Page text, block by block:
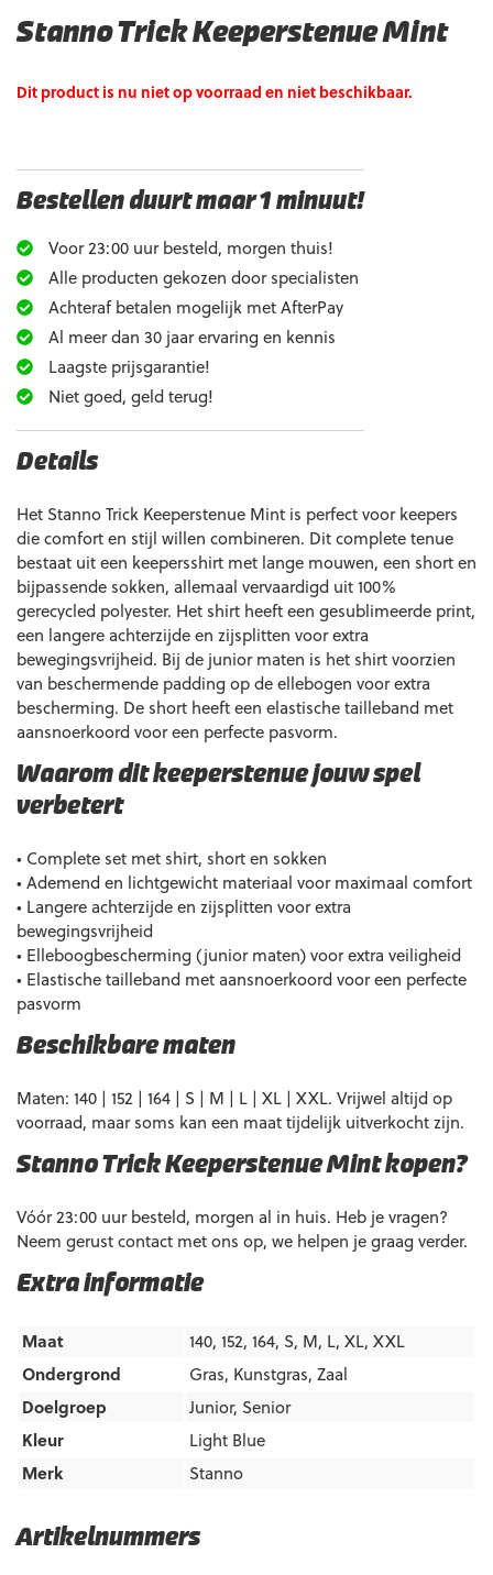
Stanno Trick Keeperstenue Mint
Dit product is nu niet op voorraad en niet beschikbaar.
Artikelnummers
Bestellen duurt maar 1 minuut!
Voor 23:00 uur besteld, morgen thuis!
Alle producten gekozen door specialisten
Achteraf betalen mogelijk met AfterPay
Al meer dan 30 jaar ervaring en kennis
Laagste prijsgarantie!
Niet goed, geld terug!
Extra informatie
Maat
140, 152, 164, S, M, L, XL, XXL
Ondergrond
Gras, Kunstgras, Zaal
Doelgroep
Junior, Senior
Kleur
Light Blue
Merk
Stanno
Details
Het Stanno Trick Keeperstenue Mint is perfect voor keepers
die comfort en stijl willen combineren. Dit complete tenue
bestaat uit een keepersshirt met lange mouwen, een short en
bijpassende sokken, allemaal vervaardigd uit 100%
gerecycled polyester. Het shirt heeft een gesublimeerde print,
een langere achterzijde en zijsplitten voor extra
bewegingsvrijheid. Bij de junior maten is het shirt voorzien
van beschermende padding op de ellebogen voor extra
bescherming. De short heeft een elastische tailleband met
aansnoerkoord voor een perfecte pasvorm.
Waarom dit keeperstenue jouw spel
verbetert
• Complete set met shirt, short en sokken
• Ademend en lichtgewicht materiaal voor maximaal comfort
• Langere achterzijde en zijsplitten voor extra
bewegingsvrijheid
• Elleboogbescherming (junior maten) voor extra veiligheid
• Elastische tailleband met aansnoerkoord voor een perfecte
pasvorm
Beschikbare maten
Maten: 140 | 152 | 164 | S | M | L | XL | XXL. Vrijwel altijd op
voorraad, maar soms kan een maat tijdelijk uitverkocht zijn.
Stanno Trick Keeperstenue Mint kopen?
Vóór 23:00 uur besteld, morgen al in huis. Heb je vragen?
Neem gerust contact met ons op, we helpen je graag verder.